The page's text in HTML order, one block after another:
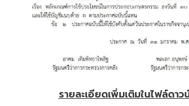
รายละเอียดเพิ่มเติมในไฟล์ดาว